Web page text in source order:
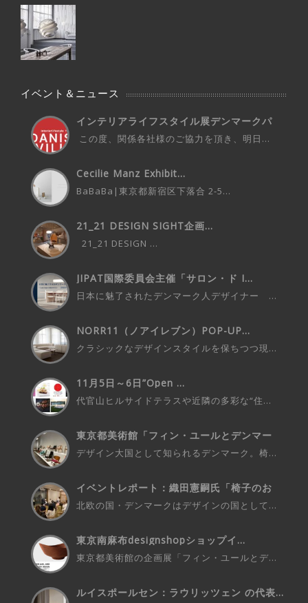
イベント＆ニュース
インテリアライフスタイル展デンマークパ
この度、関係各社様のご協力を頂き、明日...
Cecilie Manz Exhibit...
BaBaBa|東京都新宿区下落合 2-5...
21_21 DESIGN SIGHT企画...
21_21 DESIGN ...
JIPAT国際委員会主催「サロン・ド I...
日本に魅了されたデンマーク人デザイナー ...
NORR11（ノアイレブン）POP-UP...
クラシックなデザインスタイルを保ちつつ現...
11月5日～6日”Open ...
代官山ヒルサイドテラスや近隣の多彩な“住...
東京都美術館「フィン・ユールとデンマー
デザイン大国として知られるデンマーク。椅...
イベントレポート：織田憲嗣氏「椅子のお
話...
北欧の国・デンマークはデザインの国として...
東京南麻布designshopショップイ...
東京都美術館の企画展「フィン・ユールとデ...
ルイスポールセン：ラウリッツェン の代表...